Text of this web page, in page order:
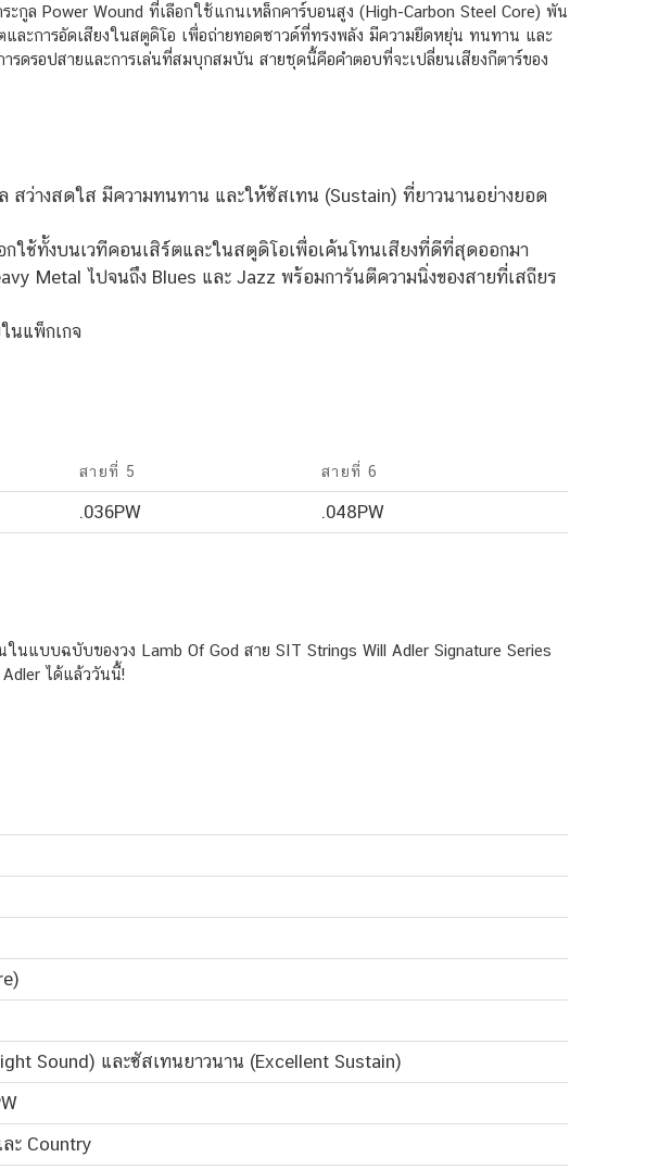
ล Power Wound ที่เลือกใช้แกนเหล็กคาร์บอนสูง (High-Carbon Steel Core) พัน
และการอัดเสียงในสตูดิโอ เพื่อถ่ายทอดซาวด์ที่ทรงพลัง มีความยืดหยุ่น ทนทาน และ
ดรอปสายและการเล่นที่สมบุกสมบัน สายชุดนี้คือคำตอบที่จะเปลี่ยนเสียงกีตาร์ของ
ว่างสดใส มีความทนทาน และให้ซัสเทน (Sustain) ที่ยาวนานอย่างยอด
ใช้ทั้งบนเวทีคอนเสิร์ตและในสตูดิโอเพื่อเค้นโทนเสียงที่ดีที่สุดออกมา
Metal ไปจนถึง Blues และ Jazz พร้อมการันตีความนิ่งของสายที่เสถียร
นแพ็กเกจ
สายที่ 5 สายที่ 6
.036PW .048PW
แบบฉบับของวง Lamb Of God สาย SIT Strings Will Adler Signature Series
ได้แล้ววันนี้!
Sound) และซัสเทนยาวนาน (Excellent Sustain)
ะ Country